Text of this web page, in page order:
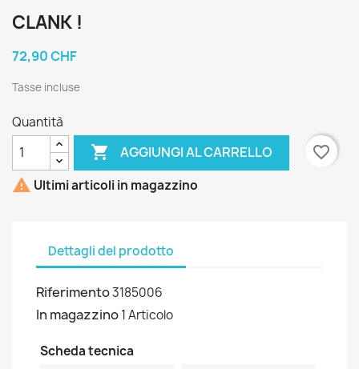
CLANK !
72,90 CHF
Tasse incluse
Quantità
 AGGIUNGI AL CARRELLO
favorite_border
 Ultimi articoli in magazzino
Dettagli del prodotto
Riferimento3185006
In magazzino1 Articolo
Scheda tecnica